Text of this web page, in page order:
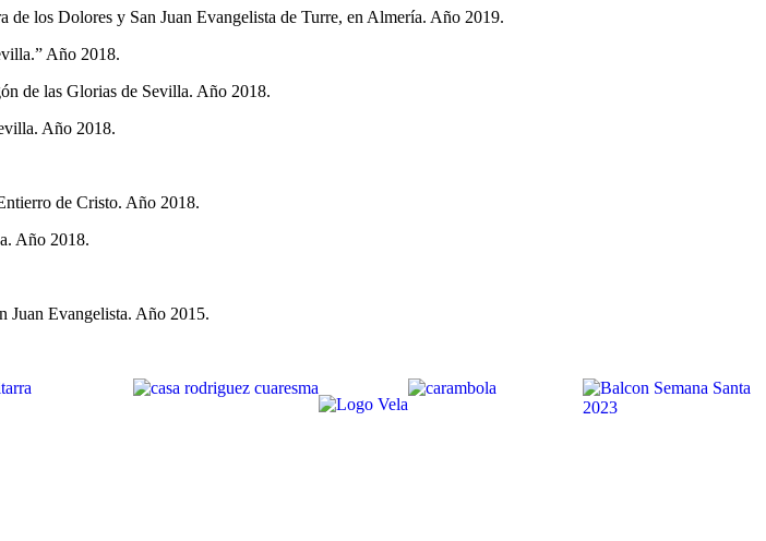
los Dolores y San Juan Evangelista de Turre, en Almería. Año 2019.
Año 2018.
de las Glorias de Sevilla. Año 2018.
Año 2018.
de Cristo. Año 2018.
Año 2018.
Juan Evangelista. Año 2015.